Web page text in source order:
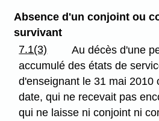
Absence d'un conjoint ou
survivant
7.1(3)
Au décès d'une
accumulé des états de
d'enseignant le 31 mai 2010
date, qui ne recevait pas
qui ne laisse ni conjoint ni